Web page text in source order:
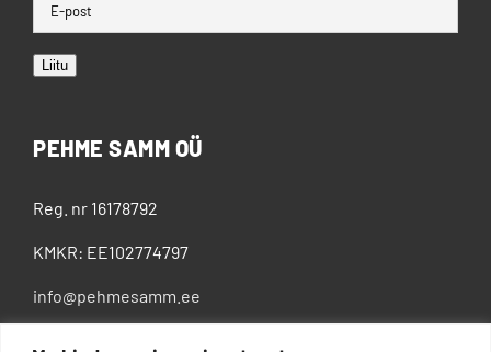
Liitu
PEHME SAMM OÜ
Reg. nr 16178792
KMKR: EE102774797
info@pehmesamm.ee